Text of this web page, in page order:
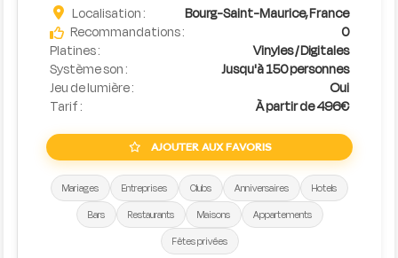
de prix
Localisation :
Bourg-Saint-Maurice, France
Recommandations :
0
Platines :
Vinyles / Digitales
Système son :
Jusqu'à 150 personnes
Jeu de lumière :
Oui
Tarif :
À partir de 496€
AJOUTER AUX FAVORIS
Mariages Entreprises Clubs Anniversaires
Hotels
Bars
Restaurants Maisons
Appartements
Fêtes privées